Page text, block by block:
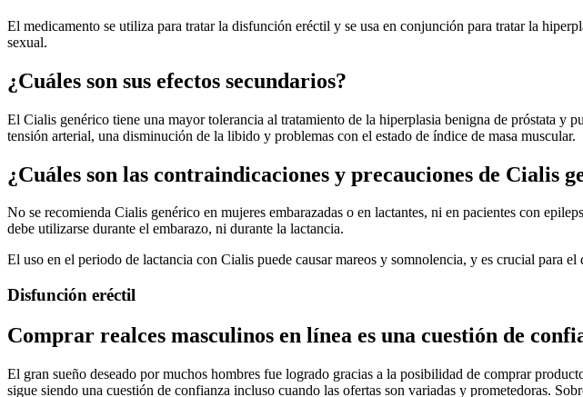
El medicamento se utiliza para tratar la disfunción eréctil y se usa en conjunción para tratar la
sexual.
¿Cuáles son sus efectos secundarios?
El Cialis genérico tiene una mayor tolerancia al tratamiento de la hiperplasia benigna de próstata y
tensión arterial, una disminución de la libido y problemas con el estado de índice de masa muscular.
¿Cuáles son las contraindicaciones y precauciones de Cialis
No se recomienda Cialis genérico en mujeres embarazadas o en lactantes, ni en pacientes con
debe utilizarse durante el embarazo, ni durante la lactancia.
El uso en el periodo de lactancia con Cialis puede causar mareos y somnolencia, y es crucial para el
Disfunción eréctil
Comprar realces masculinos en línea es una cuestión de
El gran sueño deseado por muchos hombres fue logrado gracias a la posibilidad de comprar
sigue siendo una cuestión de confianza incluso cuando las ofertas son variadas y prometedoras.